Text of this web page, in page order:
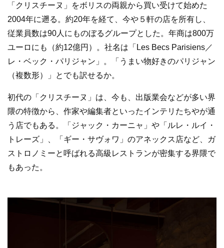
「クリスチーヌ」をボリスの両親から買い受けて始めた
2004年に遡る。約20年を経て、今や５軒の店を所有し、
従業員数は90人にものぼるグループとした。年商は800万
ユーロにも（約12億円）。社名は「Les Becs Parisiens／
レ・ベック・パリジャン」。「うまい物好きのパリジャン
（複数形）」とでも訳せるか。
初代の「クリスチーヌ」は、今も、出版業会などが多い界
隈の特徴から、作家や編集者といったインテリたちやが通
う店でもある。「ジャック・カーニャ」や「ルレ・ルイ・
トレーズ」、「ギー・サヴォワ」のアネックス店など、ガ
ストロノミーと呼ばれる高級レストランが密集する界隈で
もあった。